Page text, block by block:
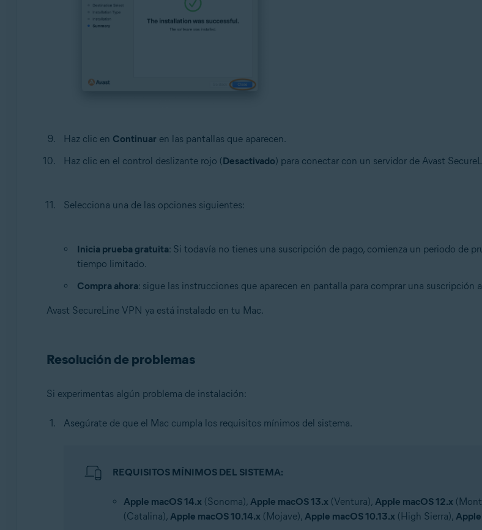
Haz clic en Continuar en las pantallas que aparecen.
Haz clic en el control deslizante rojo (Desactivado) para conectar con un servidor de Avast
Selecciona una de las opciones siguientes:
Inicia prueba gratuita: Si todavía no tienes una suscripción de pago, comienza un periodo de
tiempo limitado.
Compra ahora: sigue las instrucciones que aparecen en pantalla para comprar una suscripción
Avast SecureLine VPN ya está instalado en tu Mac.
Resolución de problemas
Si experimentas algún problema de instalación:
Asegúrate de que el Mac cumpla los requisitos mínimos del sistema.
REQUISITOS MÍNIMOS DEL SISTEMA:
Apple macOS 14.x (Sonoma), Apple macOS 13.x (Ventura), Apple macOS 12.x
(Catalina), Apple macOS 10.14.x (Mojave), Apple macOS 10.13.x (High Sierra),